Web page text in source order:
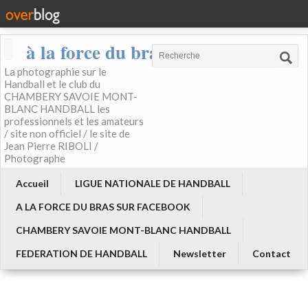
à la force du bras
La photographie sur le
Handball et le club du
CHAMBERY SAVOIE MONT-
BLANC HANDBALL les
professionnels et les amateurs
/ site non officiel / le site de
Jean Pierre RIBOLI /
Photographe
Accueil
LIGUE NATIONALE DE HANDBALL
A LA FORCE DU BRAS SUR FACEBOOK
CHAMBERY SAVOIE MONT-BLANC HANDBALL
FEDERATION DE HANDBALL
Newsletter Contact